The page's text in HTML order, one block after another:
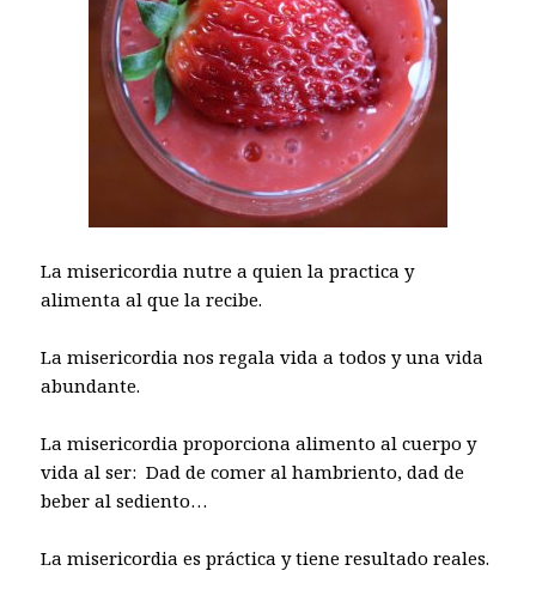
La misericordia nutre a quien la practica y
alimenta al que la recibe.
La misericordia nos regala vida a todos y una vida
abundante.
La misericordia proporciona alimento al cuerpo y
vida al ser: Dad de comer al hambriento, dad de
beber al sediento…
La misericordia es práctica y tiene resultado reales.